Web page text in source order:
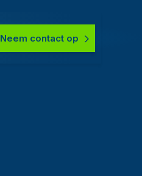
Neem contact op